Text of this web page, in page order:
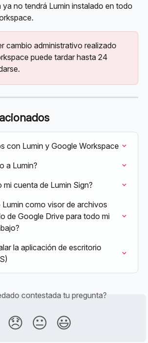
no tendrá Lumin instalado en todo
cambio administrativo realizado
puede tardar hasta 24
con Lumin y Google Workspace
a Lumin?
mi cuenta de Lumin Sign?
Lumin como visor de archivos
de Google Drive para todo mi
la aplicación de escritorio
contestada tu pregunta?
😞 😐 😃